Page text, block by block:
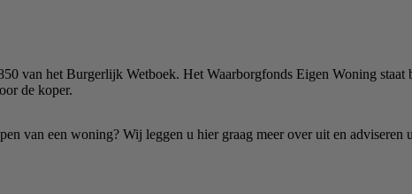
van het Burgerlijk Wetboek. Het Waarborgfonds Eigen Woning
de koper.
van een woning? Wij leggen u hier graag meer over uit en adviseren